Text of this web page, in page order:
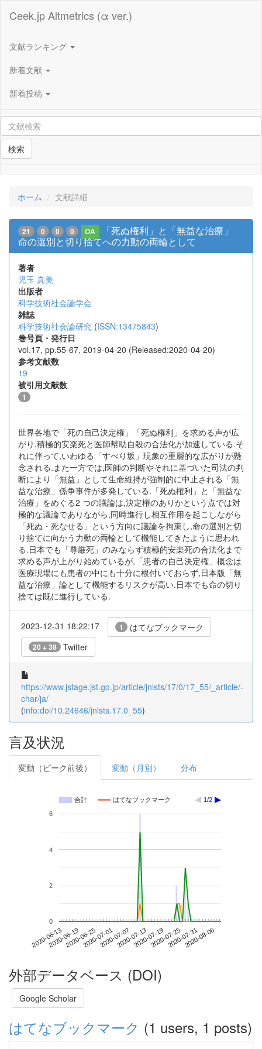
Ceek.jp Altmetrics (α ver.)
文献ランキング
新着文献
新着投稿
検索
ホーム 文献詳細
21 0 0 0 OA
「死ぬ権利」と「無益な治療」
命の選別と切り捨てへの力動の両輪として
著者
児玉 真美
出版者
科学技術社会論学会
雑誌
科学技術社会論研究 (ISSN:13475843)
巻号頁・発行日
vol.17, pp.55-67, 2019-04-20 (Released:2020-04-20)
参考文献数
19
被引用文献数
1
世界各地で「死の自己決定権」「死ぬ権利」を求める声が広
がり,積極的安楽死と医師幇助自殺の合法化が加速している.そ
れに伴って,いわゆる「すべり坂」現象の重層的な広がりが懸
念される.また一方では,医師の判断やそれに基づいた司法の判
断により「無益」として生命維持が強制的に中止される「無
益な治療」係争事件が多発している.「死ぬ権利」と「無益な
治療」をめぐる2 つの議論は,決定権のありかという点では対
極的な議論でありながら,同時進行し相互作用を起こしながら
「死ぬ・死なせる」という方向に議論を拘束し,命の選別と切
り捨てに向かう力動の両輪として機能してきたように思われ
る.日本でも「尊厳死」のみならず積極的安楽死の合法化まで
求める声が上がり始めているが,「患者の自己決定権」概念は
医療現場にも患者の中にも十分に根付いておらず,日本版「無
益な治療」論として機能するリスクが高い.日本でも命の切り
捨ては既に進行している.
2023-12-31 18:22:17 1 はてなブックマーク
20 + 38 Twitter
https://www.jstage.jst.go.jp/article/jnlsts/17/0/17_55/_article/-
char/ja/
(info:doi/10.24646/jnlsts.17.0_55)
言及状況
変動（ピーク前後） 変動（月別） 分布
合計 はてなブックマーク 1/2
2020-06-132020-06-192020-06-252020-07-012020-07-072020-07-132020-07-192020-07-252020-07-312020-08-06
0
2
4
6
外部データベース (DOI)
Google Scholar
はてなブックマーク (1 users, 1 posts)